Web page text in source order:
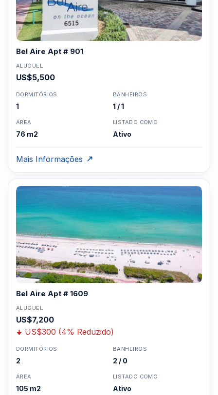
Bel Aire Apt # 901
ALUGUEL
US$5,500
DORMITÓRIOS
1
BANHEIROS
1 / 1
ÁREA
76 m2
LISTADO COMO
Ativo
Mais Informações
Bel Aire Apt # 1609
ALUGUEL
US$7,200
US$300 (4% Reduzido)
DORMITÓRIOS
2
BANHEIROS
2 / 0
ÁREA
105 m2
LISTADO COMO
Ativo